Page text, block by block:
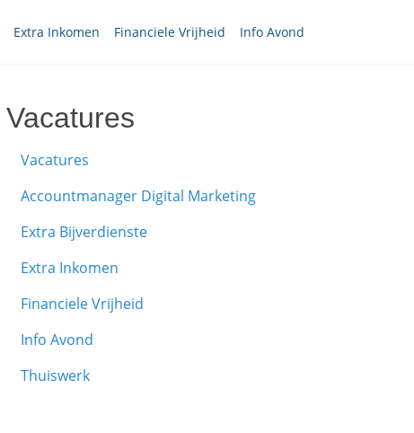
Extra Inkomen Financiele Vrijheid Info Avond
Vacatures
Vacatures
Accountmanager Digital Marketing
Extra Bijverdienste
Extra Inkomen
Financiele Vrijheid
Info Avond
Thuiswerk